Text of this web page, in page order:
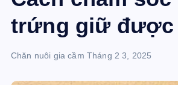
trứng giữ được
Chăn nuôi gia cầm Tháng 2 3, 2025